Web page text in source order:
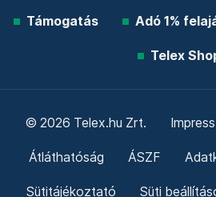
Támogatás Adó 1%
Telex
© 2026 Telex.hu Zrt.
Átláthatóság ÁSZF
Sütitájékoztató Süti